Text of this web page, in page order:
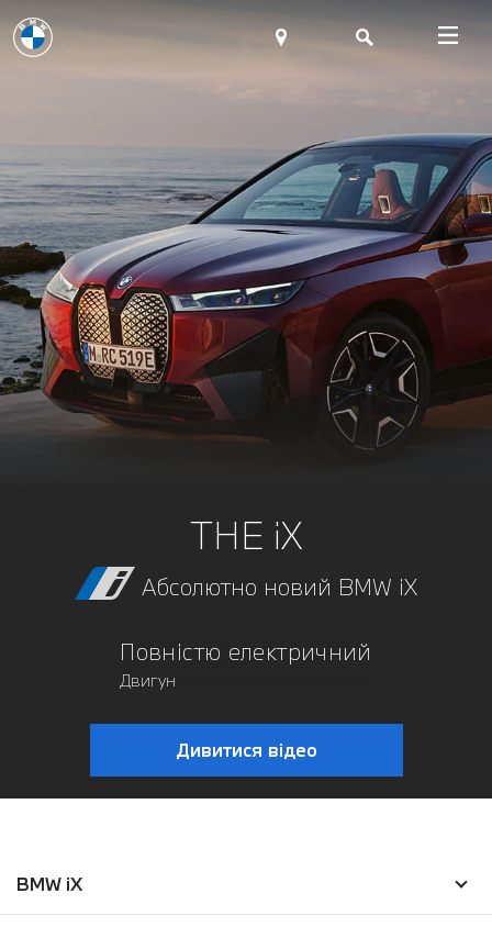
THE iX
Абсолютно новий BMW iX
Повністю електричний
Двигун
Дивитися відео
BMW iX